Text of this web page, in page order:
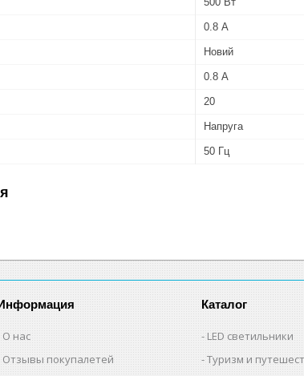
0.8 А
Новий
0.8 А
20
Напруга
50 Гц
О нас
Отзывы покупалетей
Каталог
LED светильники
Туризм и